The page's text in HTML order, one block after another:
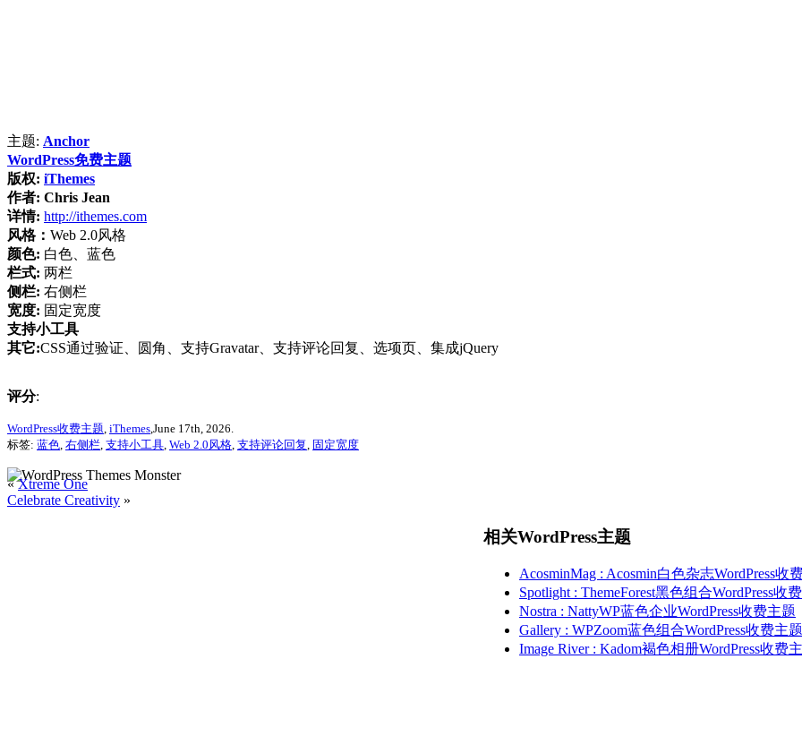
主题: Anchor
WordPress免费主题
版权: iThemes
作者: Chris Jean
详情: http://ithemes.com
风格： Web 2.0风格
颜色: 白色、蓝色
栏式: 两栏
侧栏: 右侧栏
宽度: 固定宽度
支持小工具
其它:CSS通过验证、圆角、支持Gravatar、支持评论回复、选项页、集成jQuery
评分:
WordPress收费主题 iThemes ,June 17th, 2026.
标签: 蓝色 右侧栏 支持小工具 Web 2.0风格 支持评论回复 固定宽度
«Xtreme One
Celebrate Creativity »
相关WordPress主题
AcosminMag : Acosmin白色杂志WordPress收
Spotlight : ThemeForest黑色组合WordPress收
Nostra : NattyWP蓝色企业WordPress收费主题
Gallery : WPZoom蓝色组合WordPress收费主题
Image River : Kadom褐色相册WordPress收费